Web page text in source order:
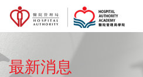
最新消息